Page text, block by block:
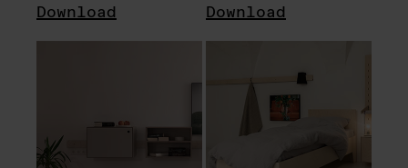
Download Download